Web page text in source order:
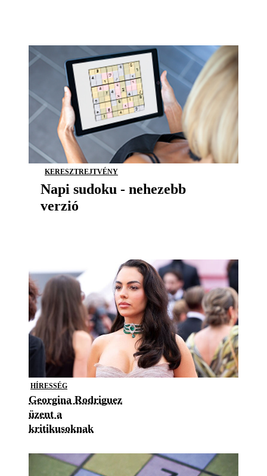
KERESZTREJTVÉNY
Napi sudoku - nehezebb
verzió
HÍRESSÉG
Georgina Rodriguez
üzent a
kritikusoknak